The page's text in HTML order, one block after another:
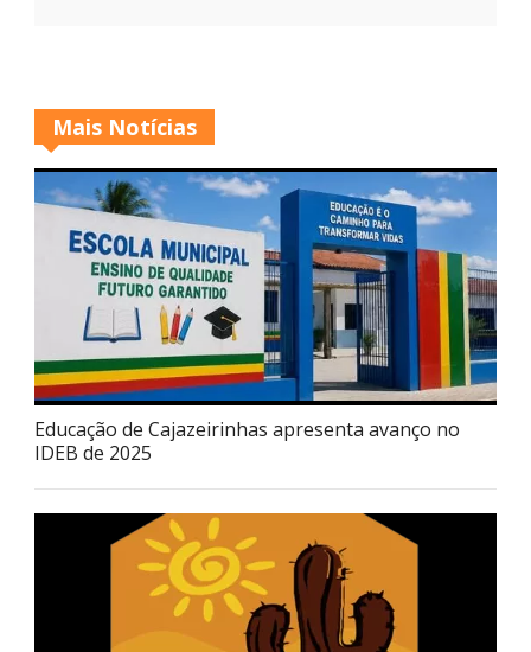
Mais Notícias
Educação de Cajazeirinhas apresenta avanço no
IDEB de 2025